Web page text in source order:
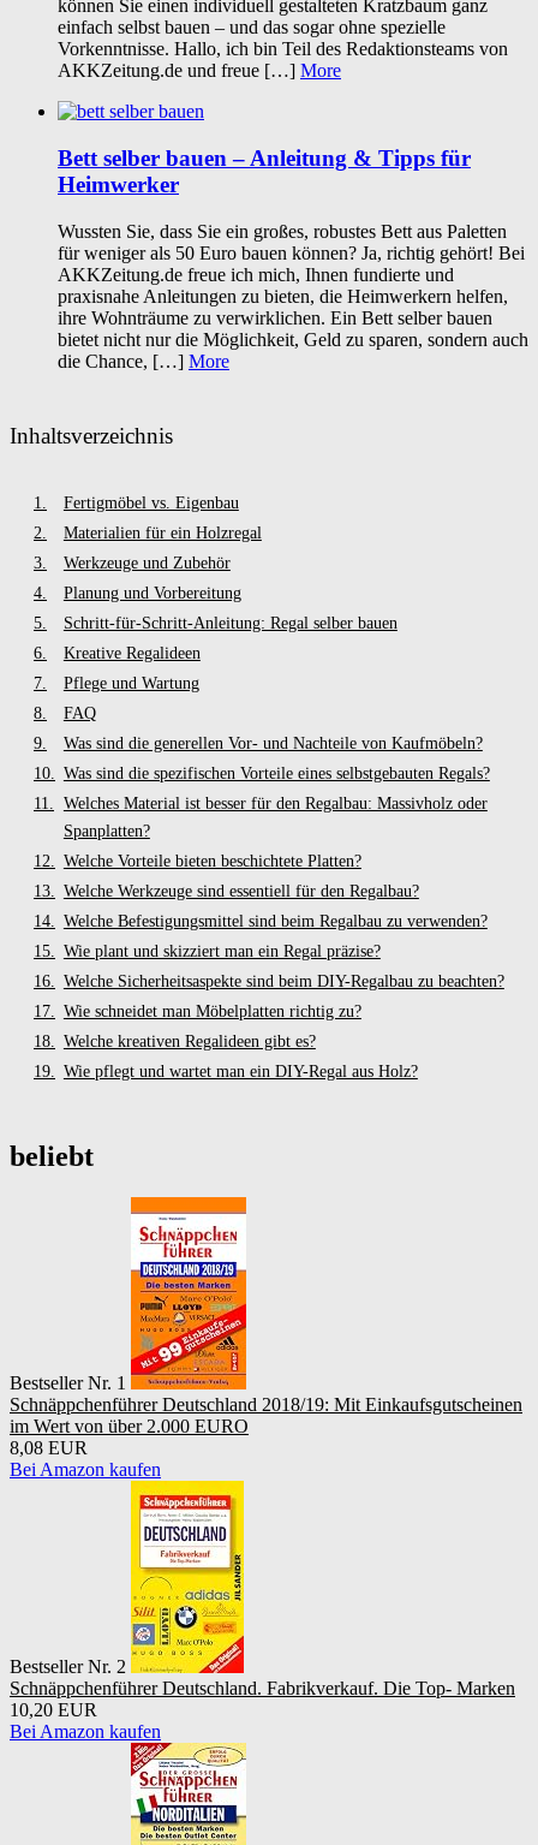
können Sie einen individuell gestalteten Kratzbaum ganz
einfach selbst bauen – und das sogar ohne spezielle
Vorkenntnisse. Hallo, ich bin Teil des Redaktionsteams von
AKKZeitung.de und freue […] More
Bett selber bauen – Anleitung & Tipps für
Heimwerker
Wussten Sie, dass Sie ein großes, robustes Bett aus Paletten
für weniger als 50 Euro bauen können? Ja, richtig gehört! Bei
AKKZeitung.de freue ich mich, Ihnen fundierte und
praxisnahe Anleitungen zu bieten, die Heimwerkern helfen,
ihre Wohnträume zu verwirklichen. Ein Bett selber bauen
bietet nicht nur die Möglichkeit, Geld zu sparen, sondern auch
die Chance, […] More
Inhaltsverzeichnis
Fertigmöbel vs. Eigenbau
Materialien für ein Holzregal
Werkzeuge und Zubehör
Planung und Vorbereitung
Schritt-für-Schritt-Anleitung: Regal selber bauen
Kreative Regalideen
Pflege und Wartung
FAQ
Was sind die generellen Vor- und Nachteile von Kaufmöbeln?
Was sind die spezifischen Vorteile eines selbstgebauten Regals?
Welches Material ist besser für den Regalbau: Massivholz oder
Spanplatten?
Welche Vorteile bieten beschichtete Platten?
Welche Werkzeuge sind essentiell für den Regalbau?
Welche Befestigungsmittel sind beim Regalbau zu verwenden?
Wie plant und skizziert man ein Regal präzise?
Welche Sicherheitsaspekte sind beim DIY-Regalbau zu beachten?
Wie schneidet man Möbelplatten richtig zu?
Welche kreativen Regalideen gibt es?
Wie pflegt und wartet man ein DIY-Regal aus Holz?
beliebt
Bestseller Nr. 1
Schnäppchenführer Deutschland 2018/19: Mit Einkaufsgutscheinen
im Wert von über 2.000 EURO
8,08 EUR
Bei Amazon kaufen
Bestseller Nr. 2
Schnäppchenführer Deutschland. Fabrikverkauf. Die Top- Marken
10,20 EUR
Bei Amazon kaufen